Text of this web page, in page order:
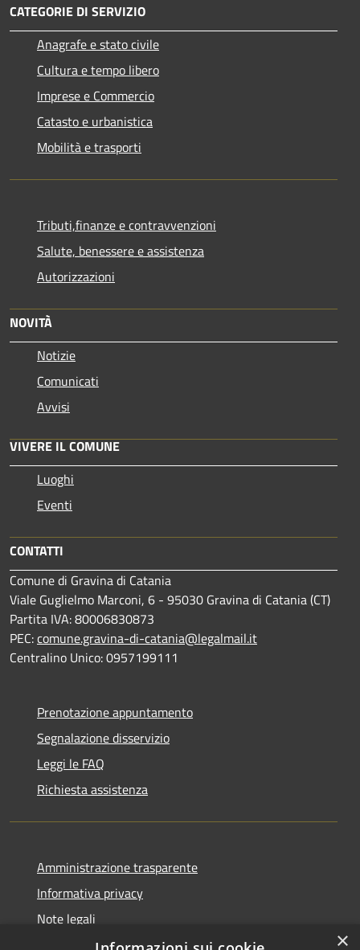
CATEGORIE DI SERVIZIO
Anagrafe e stato civile
Cultura e tempo libero
Imprese e Commercio
Catasto e urbanistica
Mobilità e trasporti
Tributi,finanze e contravvenzioni
Salute, benessere e assistenza
Autorizzazioni
NOVITÀ
Notizie
Comunicati
Avvisi
VIVERE IL COMUNE
Luoghi
Eventi
CONTATTI
Comune di Gravina di Catania
Viale Guglielmo Marconi, 6 - 95030 Gravina di Catania (CT)
Partita IVA: 80006830873
PEC:comune.gravina-di-catania@legalmail.it
Centralino Unico: 0957199111
Prenotazione appuntamento
Segnalazione disservizio
Leggi le FAQ
Richiesta assistenza
Amministrazione trasparente
Informativa privacy
Note legali
Dichiarazione di accessibilità
×